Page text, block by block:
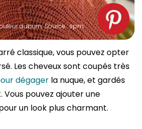
auburn. Source : spm
classique, vous pouvez opter
Les cheveux sont coupés très
dégager la nuque, et gardés
Vous pouvez ajouter une
un look plus charmant.